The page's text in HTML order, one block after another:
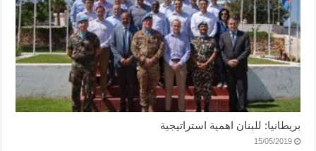
بريطانيا: للبنان اهمية استراتيجية
15/05/2019